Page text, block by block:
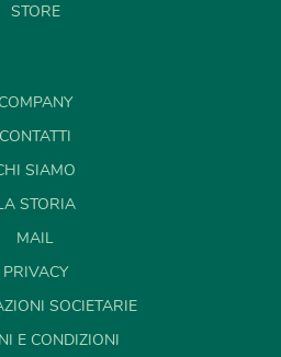
STORE
COMPANY
CONTATTI
SIAMO
STORIA
MAIL
PRIVACY
SOCIETARIE
E CONDIZIONI